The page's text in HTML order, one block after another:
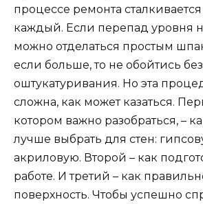
процессе ремонта
каждый. Если перепад уровня
можно отделаться простым
если больше, то не обойтись без
оштукатуривания. Но эта
сложна, как может казаться.
котором важно разобраться, –
лучше выбрать для стен:
акриловую. Второй – как
работе. И третий – как
поверхность. Чтобы успешно